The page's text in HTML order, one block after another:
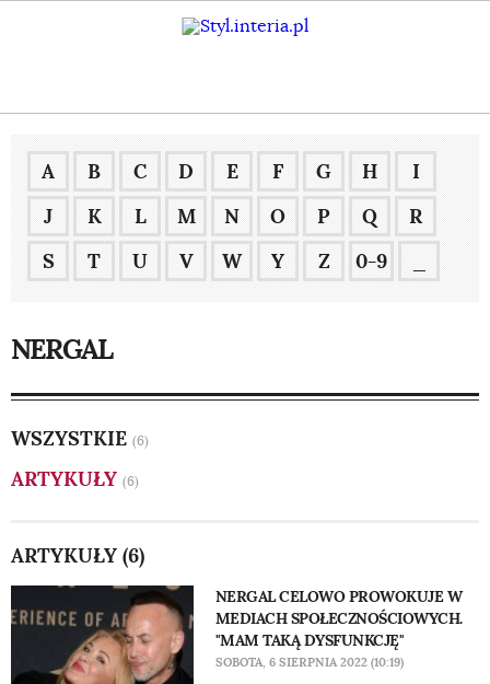
A B C D E F G H
I
J
K L M N O P Q
R
S
T U V W Y Z 0-9
NERGAL
WSZYSTKIE (6)
ARTYKUŁY (6)
ARTYKUŁY (6)
NERGAL CELOWO PROWOKUJE W
MEDIACH SPOŁECZNOŚCIOWYCH.
"MAM TAKĄ DYSFUNKCJĘ"
SOBOTA, 6 SIERPNIA 2022 (10:19)